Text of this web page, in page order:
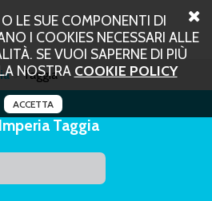
LE SUE COMPONENTI DI
I COOKIES NECESSARI ALLE
SE VUOI SAPERNE DI PIÙ
NOSTRA COOKIE POLICY
ACCETTA
Taggia
Taggia